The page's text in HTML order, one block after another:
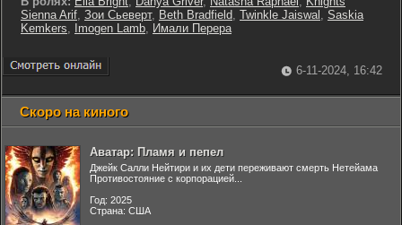
Sienna Arif, Зои Сьеверт, Beth Bradfield, Twinkle Jaiswal , Saskia
Kemkers, Imogen Lamb, Имали Перера
6-11-2024, 16:42
Скоро на киного
Аватар: Пламя и пепел
Джейк Салли Нейтири и их дети переживают смерть Нетейама
Противостояние с корпорацией...
Год: 2025
Страна: США